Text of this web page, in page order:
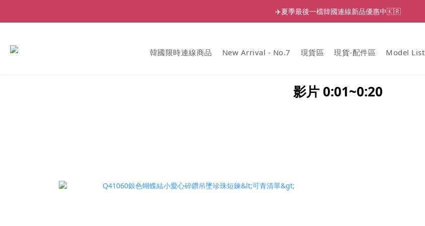
✈️夏季最後一檔韓國連線新品優惠中🇰🇷
韓國限時連線商品 New Arrival - No.7 現貨區 現貨-配件區 Model List
影片 0:01~0:20